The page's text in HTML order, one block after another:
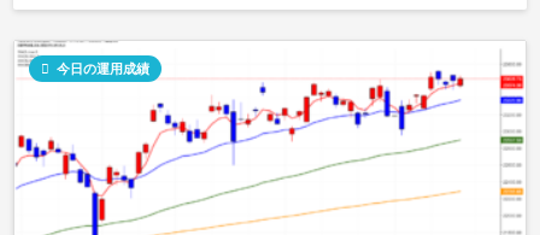
 今日の運用成績